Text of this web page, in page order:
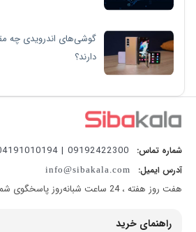
دارند؟
شماره تماس: 09192422300 | 04191010194
آدرس ایمیل: info@sibakala.com
هفت روز هفته ، 24 ساعت شبانه‌روز پاسخگوی شما هستیم.
راهنمای خرید